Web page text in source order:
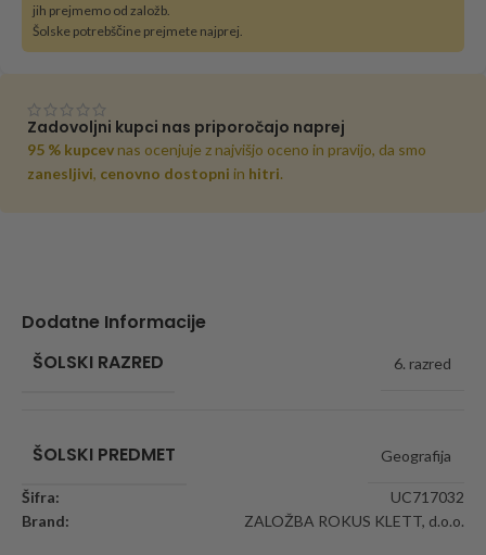
jih prejmemo od založb.
Šolske potrebščine prejmete najprej.
Zadovoljni kupci nas priporočajo naprej
95 % kupcev nas ocenjuje z najvišjo oceno in pravijo, da smo
zanesljivi, cenovno dostopni in hitri.
Dodatne Informacije
ŠOLSKI RAZRED
6. razred
ŠOLSKI PREDMET Geografija
Šifra:
UC717032
Brand:
ZALOŽBA ROKUS KLETT, d.o.o.